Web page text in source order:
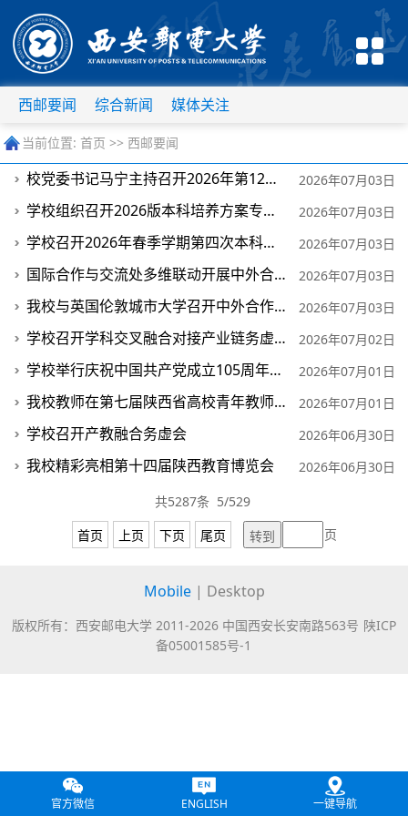
西邮要闻 综合新闻 媒体关注
当前位置: 首页 >> 西邮要闻
校党委书记马宁主持召开2026年第12次党委会 2026年07月03日
学校组织召开2026版本科培养方案专家论证会 2026年07月03日
学校召开2026年春季学期第四次本科教学院长工作会议 2026年07月03日
国际合作与交流处多维联动开展中外合作办学项目招生宣传工作 2026年07月03日
我校与英国伦敦城市大学召开中外合作办学联合管理委员会会议 2026年07月03日
学校召开学科交叉融合对接产业链务虚会 2026年07月02日
学校举行庆祝中国共产党成立105周年主题党日活动 2026年07月01日
我校教师在第七届陕西省高校青年教师教学竞赛中获佳绩 2026年07月01日
学校召开产教融合务虚会 2026年06月30日
我校精彩亮相第十四届陕西教育博览会
2026年06月30日
共5287条 5/529
首页
上页 下页 尾页 页
Mobile | Desktop
版权所有：西安邮电大学 2011-2026 中国西安长安南路563号 陕ICP
备05001585号-1
官方微信 ENGLISH 一键导航